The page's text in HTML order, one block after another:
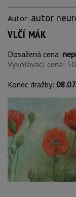
Autor: autor
VLČÍ MÁK
Dosažená cena:
Vyvolávací cena:
Konec dražby: